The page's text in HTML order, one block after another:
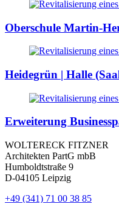
Oberschule Martin-
Heidegrün | Halle
Erweiterung
WOLTERECK FITZNER
Architekten PartG mbB
Humboldtstraße 9
D-04105 Leipzig
+49 (341) 71 00 38 85